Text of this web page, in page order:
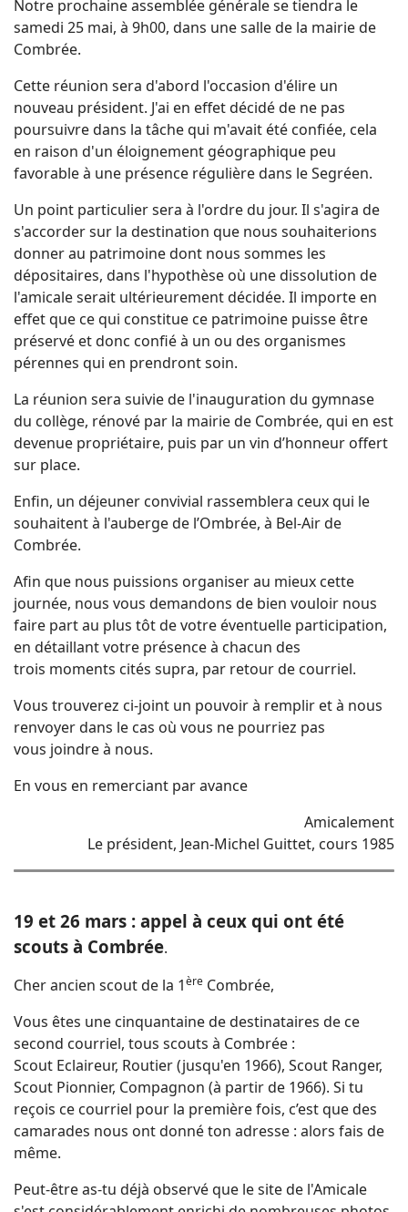
Notre prochaine assemblée générale se tiendra le
samedi 25 mai, à 9h00, dans une salle de la mairie de
Combrée.
Cette réunion sera d'abord l'occasion d'élire un
nouveau président. J'ai en effet décidé de ne pas
poursuivre dans la tâche qui m'avait été confiée, cela
en raison d'un éloignement géographique peu
favorable à une présence régulière dans le Segréen.
Un point particulier sera à l'ordre du jour. Il s'agira de
s'accorder sur la destination que nous souhaiterions
donner au patrimoine dont nous sommes les
dépositaires, dans l'hypothèse où une dissolution de
l'amicale serait ultérieurement décidée. Il importe en
effet que ce qui constitue ce patrimoine puisse être
préservé et donc confié à un ou des organismes
pérennes qui en prendront soin.
La réunion sera suivie de l'inauguration du gymnase
du collège, rénové par la mairie de Combrée, qui en est
devenue propriétaire, puis par un vin d’honneur offert
sur place.
Enfin, un déjeuner convivial rassemblera ceux qui le
souhaitent à l'auberge de l’Ombrée, à Bel-Air de
Combrée.
Afin que nous puissions organiser au mieux cette
journée, nous vous demandons de bien vouloir nous
faire part au plus tôt de votre éventuelle participation,
en détaillant votre présence à chacun des
trois moments cités supra, par retour de courriel.
Vous trouverez ci-joint un pouvoir à remplir et à nous
renvoyer dans le cas où vous ne pourriez pas
vous joindre à nous.
En vous en remerciant par avance
Amicalement
Le président, Jean-Michel Guittet, cours 1985
19 et 26 mars : appel à ceux qui ont été
scouts à Combrée.
Cher ancien scout de la 1ère Combrée,
Vous êtes une cinquantaine de destinataires de ce
second courriel, tous scouts à Combrée :
Scout Eclaireur, Routier (jusqu'en 1966), Scout Ranger,
Scout Pionnier, Compagnon (à partir de 1966). Si tu
reçois ce courriel pour la première fois, c’est que des
camarades nous ont donné ton adresse : alors fais de
même.
Peut-être as-tu déjà observé que le site de l'Amicale